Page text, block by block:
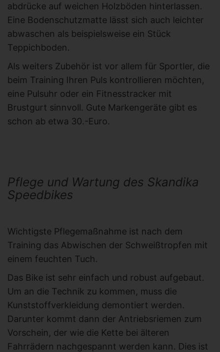
abdrücke auf weichen Holzböden hinterlassen.
Eine Bodenschutzmatte lässt sich auch leichter
abwaschen als beispielsweise ein Stück
Teppichboden.
Als weiters Zubehör ist vor allem für Sportler, die
beim Training Ihren Puls kontrollieren möchten,
eine Pulsuhr oder ein Fitnesstracker mit
Brustgurt sinnvoll. Gute Markengeräte gibt es
schon ab etwa 30.-Euro.
Pflege und Wartung des Skandika
Speedbikes
Wichtigste Pflegemaßnahme ist nach dem
Training das Abwischen der Schweißtropfen mit
einem feuchten Tuch.
Das Bike ist sehr einfach und robust aufgebaut.
Um an die Technik zu kommen, muss die
Kunststoffverkleidung demontiert werden.
Darunter kommt dann der Antriebsriemen zum
Vorschein, der wie die Kette bei älteren
Fahrrädern nachgespannt werden kann. Dies ist